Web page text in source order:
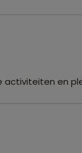
activiteiten en